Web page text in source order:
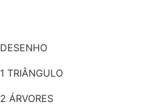
DESENHO
1 TRIÂNGULO
2 ÁRVORES